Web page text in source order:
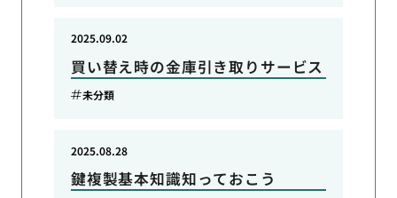
買い替え時の金庫引き取りサービス
2025.09.02
未分類
鍵複製基本知識知っておこう
2025.08.28